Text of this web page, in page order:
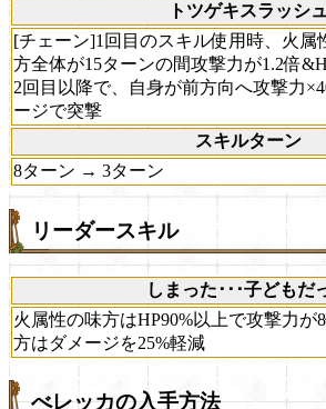
トツゲキスラッシュ
[チェーン]1回目のスキル使用時、火属
方全体が15ターンの間攻撃力が1.2倍
2回目以降で、自身が前方向へ攻撃力
ージで突撃
スキルターン
8ターン → 3ターン
リーダースキル
しまった･･･子どもだ
火属性の味方はHP90%以上で攻撃力が
方はダメージを25%軽減
べレッカの入手方法